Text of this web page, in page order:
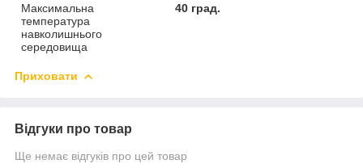
Максимальна
температура
навколишнього
середовища
40 град.
Приховати
Відгуки про товар
Ще немає відгуків про цей товар